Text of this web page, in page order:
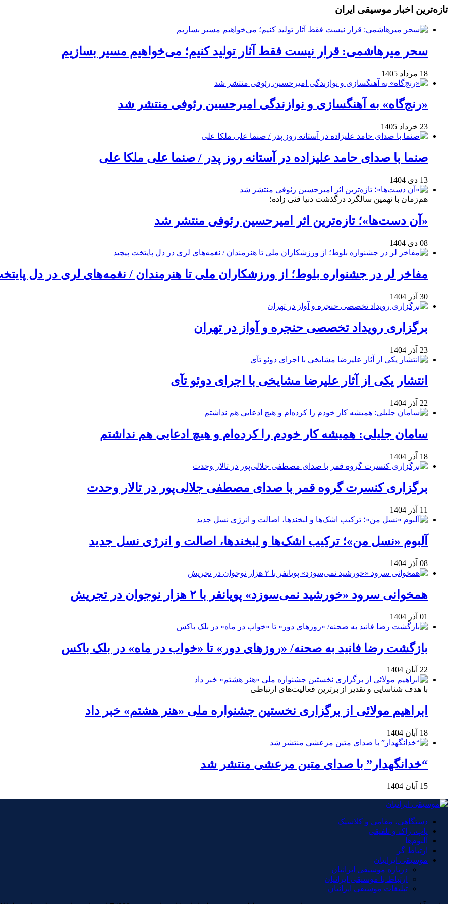
تازه‌ترین اخبار موسیقی ایران
سحر میرهاشمی: قرار نیست فقط آثار تولید کنیم؛ می‌خواهیم مسیر بسازیم
18 مرداد 1405
«رنج‌گاه» به آهنگسازی و نوازندگی امیرحسین رئوفی منتشر شد
23 خرداد 1405
صنما با صدای حامد علیزاده در آستانه روز پدر / صنما علی ملکا علی
13 دی 1404
هم‌زمان با نهمین سالگرد درگذشت دنیا فنی زاده؛
«آن دست‌ها»؛ تازه‌ترین اثر امیرحسین رئوفی منتشر شد
08 دی 1404
مفاخر لر در جشنواره بلوط؛ از ورزشکاران ملی تا هنرمندان / نغمه‌های لری در دل
30 آذر 1404
برگزاری رویداد تخصصی حنجره و آواز در تهران
23 آذر 1404
انتشار یکی از آثار علیرضا مشایخی با اجرای دوئو تآی
22 آذر 1404
سامان جلیلی: همیشه کار خودم را کرده‌ام و هیچ ادعایی هم نداشتم
18 آذر 1404
برگزاری کنسرت گروه قمر با صدای مصطفی جلالی‌پور در تالار وحدت
11 آذر 1404
آلبوم «نسل من»؛ ترکیب اشک‌ها و لبخندها، اصالت و انرژی نسل جدید
08 آذر 1404
همخوانی سرود «خورشید نمی‌سوزد» پویانفر با ۲ هزار نوجوان در تجریش
01 آذر 1404
بازگشت رضا فانید به صحنه/ «روزهای دور» تا «خواب در ماه» در بلک باکس
22 آبان 1404
با هدف شناسایی و تقدیر از برترین فعالیت‌های ارتباطی
ابراهیم مولائی از برگزاری نخستین جشنواره ملی «هنر هشتم» خبر داد
18 آبان 1404
“خدانگهدار” با صدای متین مرعشی منتشر شد
15 آبان 1404
دستگاهی، مقامی و کلاسیک
پاپ، راک و تلفیقی
آلبوم‌ها
ارتباط گر
موسیقی ایرانیان
درباره موسیقی ایرانیان
ارتباط با موسیقی ایرانیان
تبلیغات موسیقی ایرانیان